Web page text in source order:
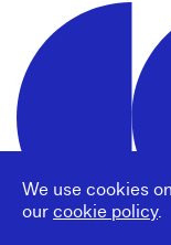
We use cookies
our cookie policy.